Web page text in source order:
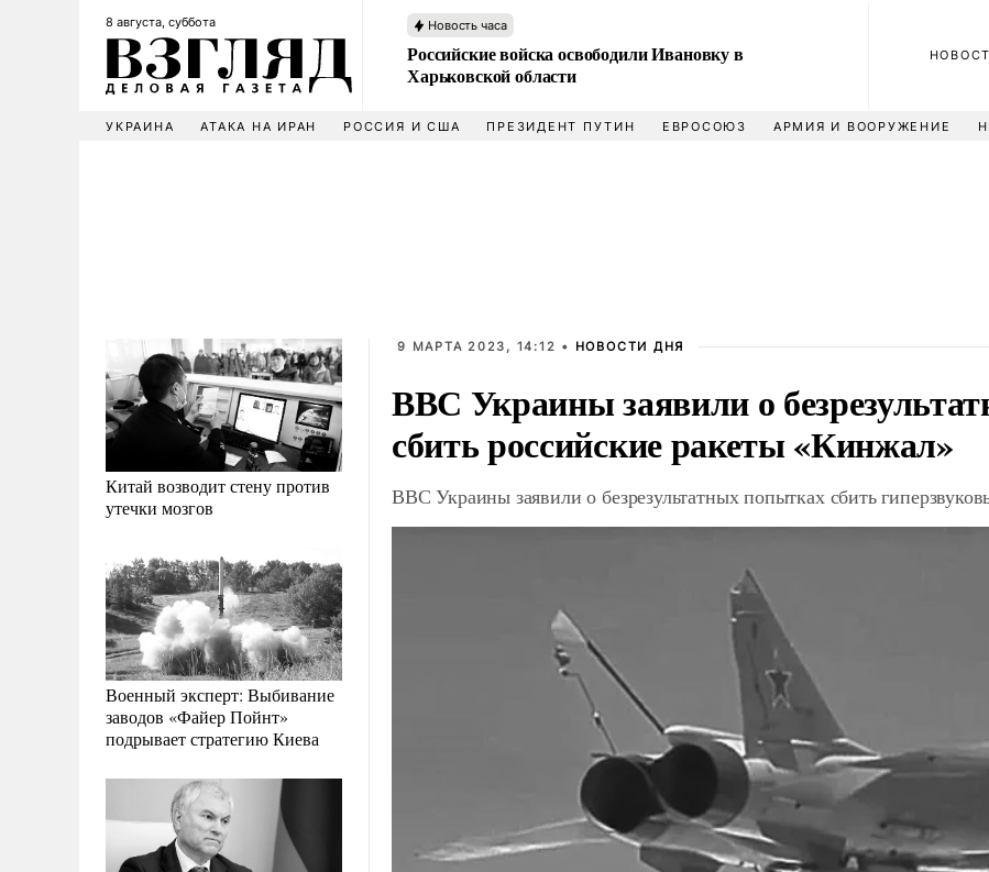
8 августа, суббота Новость часа
Российские войска освободили Ивановку в
Харьковской области
УКРАИНА АТАКА НА ИРАН РОССИЯ И США ПРЕЗИДЕНТ ПУТИН ЕВРОСОЮЗ АРМИЯ И ВООРУЖЕНИЕ
Китай возводит стену против
утечки мозгов
Военный эксперт: Выбивание
заводов «Файер Пойнт»
подрывает стратегию Киева
9 МАРТА 2023, 14:12 • НОВОСТИ ДНЯ
ВВС Украины заявили о
сбить российские ракеты «Кинжал»
ВВС Украины заявили о безрезультатных попытках сбить